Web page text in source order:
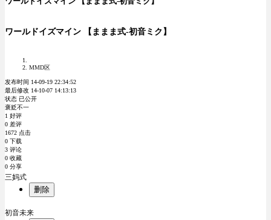
ワールドイズマイン 【ままま式-初音ミク】
MMD区
发布时间 14-09-19 22:34:52
最后修改 14-10-07 14:13:13
状态 已公开
褒贬不一
1 好评
0 差评
1672 点击
0 下载
3 评论
0 收藏
0 分享
三妈式
删除
初音未来